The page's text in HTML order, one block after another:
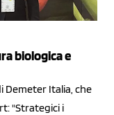
biologica e
Demeter Italia, che
"Strategici i